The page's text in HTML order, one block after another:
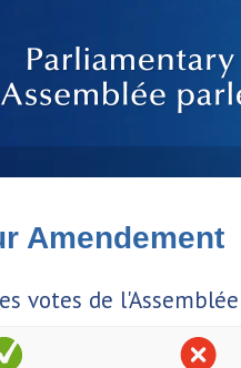
Amendement
votes de l'Assemblée